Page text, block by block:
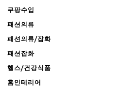
쿠팡수입
패션의류
패션의류/잡화
패션잡화
헬스/건강식품
홈인테리어